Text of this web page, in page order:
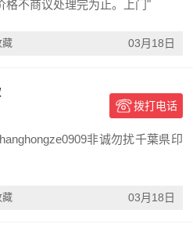
格不商议处理完为止。上门"
藏 03月18日
拨打电话
非诚勿扰千葉県印
藏 03月18日